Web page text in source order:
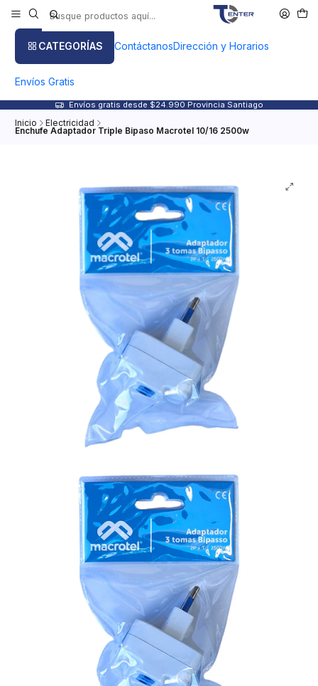
CATEGORÍAS ContáctanosDirección y Horarios
Envíos Gratis
Envíos gratis desde $24.990 Provincia Santiago
Inicio Electricidad
Enchufe Adaptador Triple Bipaso Macrotel 10/16 2500w